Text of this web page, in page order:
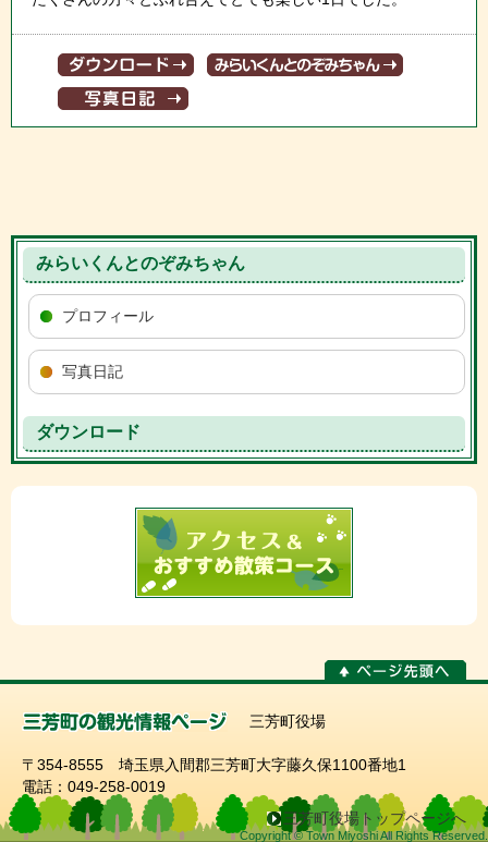
みらいくんとのぞみちゃん
プロフィール
写真日記
ダウンロード
三芳町役場
〒354-8555 埼玉県入間郡三芳町大字藤久保1100番地1
電話：049-258-0019
三芳町役場トップページへ
Copyright © Town Miyoshi All Rights Reserved.